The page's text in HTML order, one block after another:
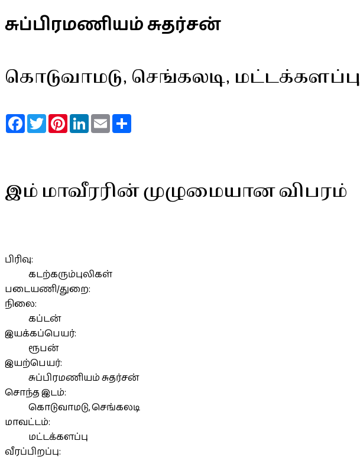
சுப்பிரமணியம் சுதர்சன்
கொடுவாமடு, செங்கலடி, மட்டக்களப்பு
FacebookTwitterPinterestLinkedInEmail
இம் மாவீரரின் முழுமையான விபரம்
பிரிவு:
கடற்கரும்புலிகள்
படையணி/துறை:
நிலை:
கப்டன்
இயக்கப்பெயர்:
ரூபன்
இயற்பெயர்:
சுப்பிரமணியம் சுதர்சன்
சொந்த இடம்:
கொடுவாமடு, செங்கலடி
மாவட்டம்:
மட்டக்களப்பு
வீரப்பிறப்பு: